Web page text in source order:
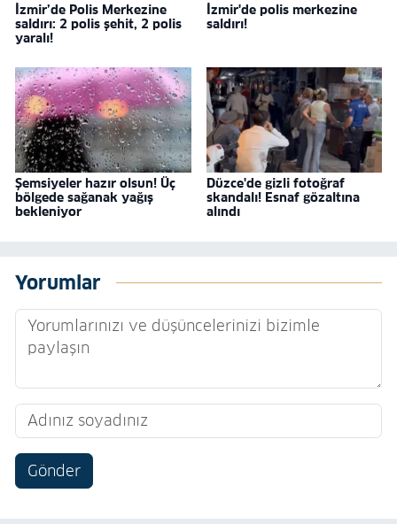
İzmir’de Polis Merkezine
saldırı: 2 polis şehit, 2 polis
yaralı!
İzmir'de polis merkezine
saldırı!
Şemsiyeler hazır olsun! Üç
bölgede sağanak yağış
bekleniyor
Düzce'de gizli fotoğraf
skandalı! Esnaf gözaltına
alındı
Yorumlar
Gönder